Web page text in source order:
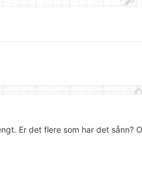
Er det flere som har det sånn?